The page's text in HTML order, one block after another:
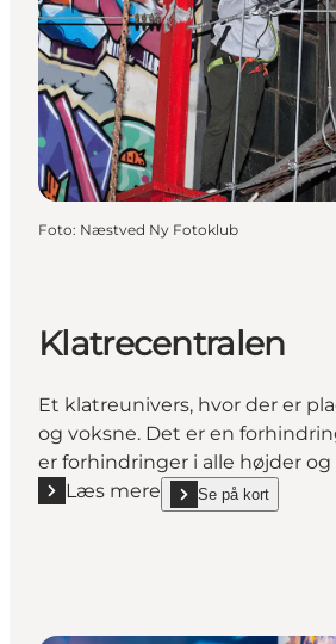
Foto: Næstved Ny Fotoklub
Klatrecentralen
Et klatreunivers, hvor der er
og voksne. Det er en
er forhindringer i alle højder og
Læs mere
Læs mere "Klatrecentralen"
Se på kort
show Klatrecentralen